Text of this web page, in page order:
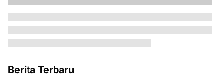
Berita Terbaru